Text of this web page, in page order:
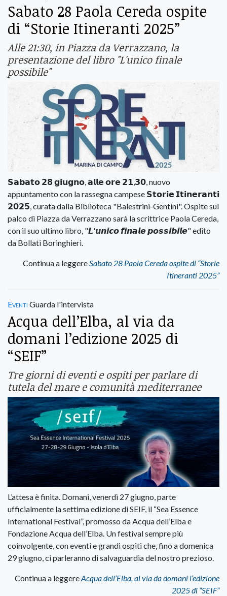
Sabato 28 Paola Cereda ospite
di “Storie Itineranti 2025”
Alle 21:30, in Piazza da Verrazzano, la
presentazione del libro "L'unico finale
possibile"
𝗦𝗮𝗯𝗮𝘁𝗼 𝟮𝟴 𝗴𝗶𝘂𝗴𝗻𝗼, 𝗮𝗹𝗹𝗲 𝗼𝗿𝗲 𝟮𝟭,𝟯𝟬, nuovo
appuntamento con la rassegna campese 𝗦𝘁𝗼𝗿𝗶𝗲 𝗜𝘁𝗶𝗻𝗲𝗿𝗮𝗻𝘁𝗶
𝟮𝟬𝟮𝟱, curata dalla Biblioteca "Balestrini-Gentini". Ospite sul
palco di Piazza da Verrazzano sarà la scrittrice Paola Cereda,
con il suo ultimo libro, "𝙇'𝙪𝙣𝙞𝙘𝙤 𝙛𝙞𝙣𝙖𝙡𝙚 𝙥𝙤𝙨𝙨𝙞𝙗𝙞𝙡𝙚" edito
da Bollati Boringhieri.
Continua a leggereSabato 28 Paola Cereda ospite di “Storie
Itineranti 2025”
Eventi Guarda l'intervista
Acqua dell’Elba, al via da
domani l’edizione 2025 di
“SEIF”
Tre giorni di eventi e ospiti per parlare di
tutela del mare e comunità mediterranee
L’attesa è finita. Domani, venerdì 27 giugno, parte
ufficialmente la settima edizione di SEIF, il “Sea Essence
International Festival”, promosso da Acqua dell’Elba e
Fondazione Acqua dell’Elba. Un festival sempre più
coinvolgente, con eventi e grandi ospiti che, fino a domenica
29 giugno, ci parleranno di salvaguardia del nostro prezioso.
Continua a leggereAcqua dell’Elba, al via da domani l’edizione
2025 di “SEIF”